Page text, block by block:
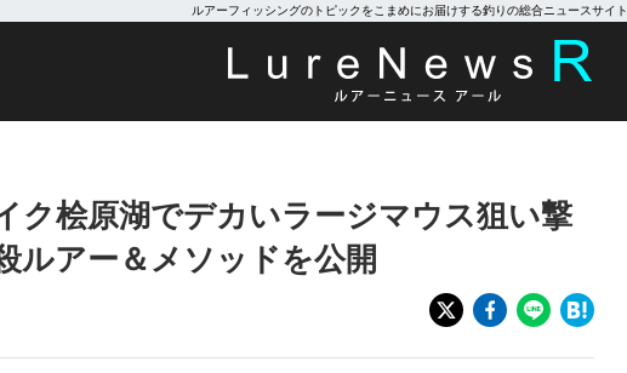
ルアーフィッシングのトピックをこまめにお届けする釣りの総合ニュースサイト
ク桧原湖でデカいラージマウス狙い撃
ルアー＆メソッドを公開